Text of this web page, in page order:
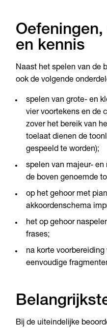
en kennis
Naast het spelen van de
ook de volgende
spelen van grote- en
vier voortekens en de
zover het bereik van
toelaat dienen de
gespeeld te worden);
spelen van majeur-
de boven genoemde
op het gehoor met
akkoordenschema
het op gehoor
frases;
na korte
eenvoudige
Bij de uiteindelijke